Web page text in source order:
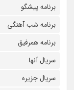
برنامه پیشگو
برنامه شب آهنگی
برنامه همرفیق
سریال آنها
سریال جزیره